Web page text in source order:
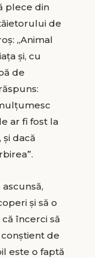
plece din
de
„Animal
și, cu
de
ar fi fost la
dacă
și să o
încerci să
de
este o faptă